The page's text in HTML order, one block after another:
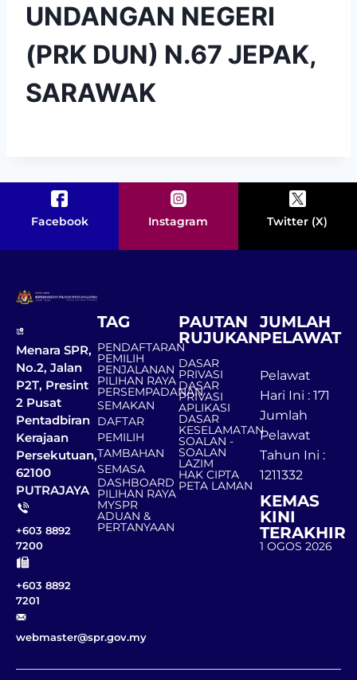
UNDANGAN NEGERI
(PRK DUN) N.67 JEPAK,
SARAWAK
Facebook Instagram Twitter (X)
Menara SPR,
No.2, Jalan
P2T, Presint
2 Pusat
Pentadbiran
Kerajaan
Persekutuan,
62100
PUTRAJAYA
+603 8892
7200
+603 8892
7201
webmaster@spr.gov.my
TAG
PENDAFTARAN
PEMILIH
PENJALANAN
PILIHAN RAYA
PERSEMPADANAN
SEMAKAN
DAFTAR
PEMILIH
TAMBAHAN
SEMASA
DASHBOARD
PILIHAN RAYA
MYSPR
ADUAN &
PERTANYAAN
PAUTAN
RUJUKAN
DASAR
PRIVASI
DASAR
PRIVASI
APLIKASI
DASAR
KESELAMATAN
SOALAN -
SOALAN
LAZIM
HAK CIPTA
PETA LAMAN
JUMLAH
PELAWAT
Pelawat
Hari Ini : 171
Jumlah
Pelawat
Tahun Ini :
1211332
KEMAS
KINI
TERAKHIR
1 OGOS 2026